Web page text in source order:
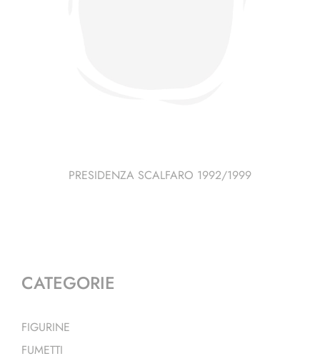
PRESIDENZA SCALFARO 1992/1999
CATEGORIE
FIGURINE
FUMETTI